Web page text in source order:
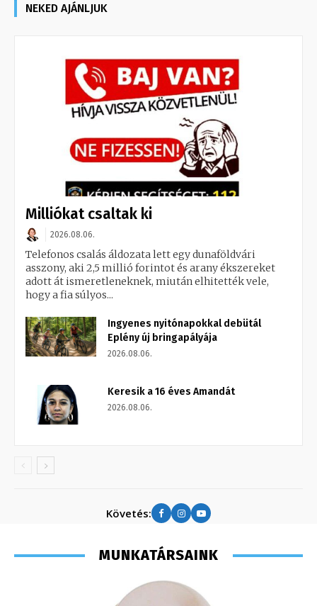
NEKED AJÁNLJUK
Milliókat csaltak ki
2026.08.06.
Telefonos csalás áldozata lett egy dunaföldvári
asszony, aki 2,5 millió forintot és arany ékszereket
adott át ismeretleneknek, miután elhitették vele,
hogy a fia súlyos...
Ingyenes nyitónapokkal debütál
Eplény új bringapályája
2026.08.06.
Keresik a 16 éves Amandát
2026.08.06.
Követés:
MUNKATÁRSAINK